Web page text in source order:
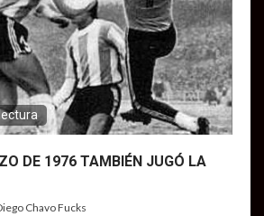
DE 1976 TAMBIÉN JUGÓ LA
Chavo Fucks